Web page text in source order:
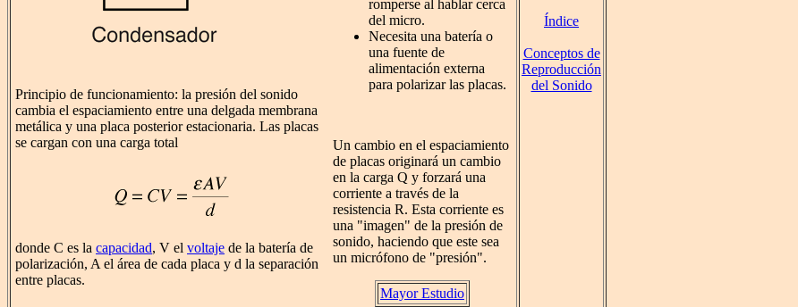
Principio de funcionamiento: la presión del sonido
cambia el espaciamiento entre una delgada membrana
metálica y una placa posterior estacionaria. Las placas
se cargan con una carga total
donde C es la capacidad, V el voltaje de la batería de
polarización, A el área de cada placa y d la separación
entre placas.
romperse al hablar cerca
del micro.
Necesita una batería o
una fuente de
alimentación externa
para polarizar las placas.
Un cambio en el espaciamiento
de placas originará un cambio
en la carga Q y forzará una
corriente a través de la
resistencia R. Esta corriente es
una "imagen" de la presión de
sonido, haciendo que este sea
un micrófono de "presión".
Mayor Estudio
Índice
Conceptos de
Reproducción
del Sonido